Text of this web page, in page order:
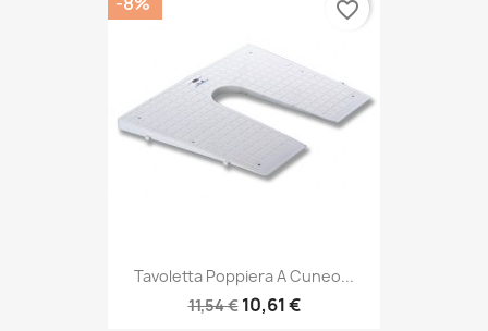
Tavoletta Poppiera A Cuneo...
11,54 € 10,61 €
favorite_border